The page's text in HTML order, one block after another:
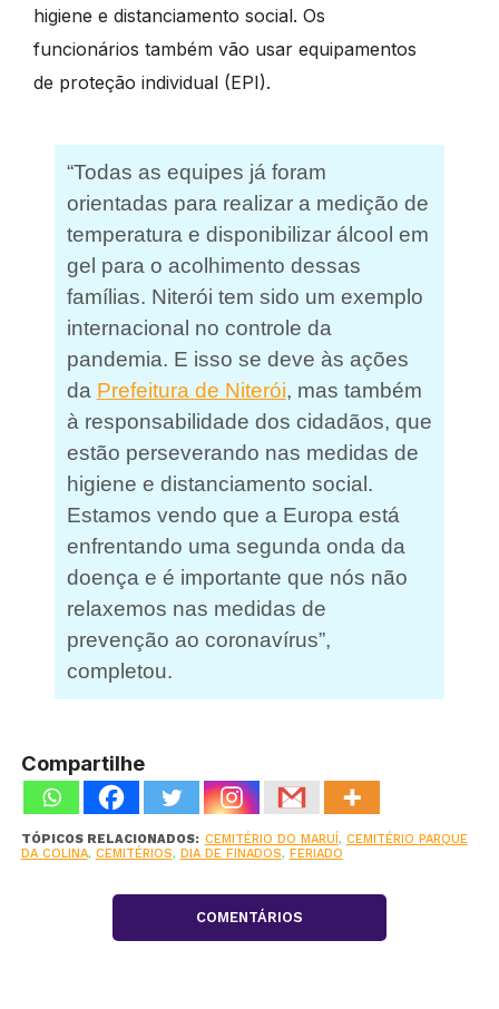
higiene e distanciamento social. Os
funcionários também vão usar equipamentos
de proteção individual (EPI).
“Todas as equipes já foram
orientadas para realizar a medição de
temperatura e disponibilizar álcool em
gel para o acolhimento dessas
famílias. Niterói tem sido um exemplo
internacional no controle da
pandemia. E isso se deve às ações
da Prefeitura de Niterói, mas também
à responsabilidade dos cidadãos, que
estão perseverando nas medidas de
higiene e distanciamento social.
Estamos vendo que a Europa está
enfrentando uma segunda onda da
doença e é importante que nós não
relaxemos nas medidas de
prevenção ao coronavírus”,
completou.
Compartilhe
TÓPICOS RELACIONADOS: CEMITÉRIO DO MARUÍ, CEMITÉRIO PARQUE
DA COLINA, CEMITÉRIOS, DIA DE FINADOS, FERIADO
COMENTÁRIOS